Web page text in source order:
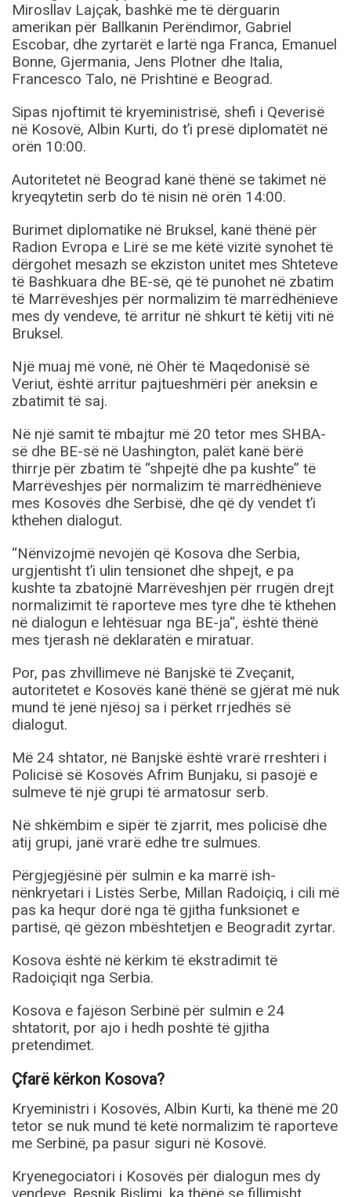
Mirosllav Lajçak, bashkë me të dërguarin
amerikan për Ballkanin Perëndimor, Gabriel
Escobar, dhe zyrtarët e lartë nga Franca, Emanuel
Bonne, Gjermania, Jens Plotner dhe Italia,
Francesco Talo, në Prishtinë e Beograd.
Sipas njoftimit të kryeministrisë, shefi i Qeverisë
në Kosovë, Albin Kurti, do t’i presë diplomatët në
orën 10:00.
Autoritetet në Beograd kanë thënë se takimet në
kryeqytetin serb do të nisin në orën 14:00.
Burimet diplomatike në Bruksel, kanë thënë për
Radion Evropa e Lirë se me këtë vizitë synohet të
dërgohet mesazh se ekziston unitet mes Shteteve
të Bashkuara dhe BE-së, që të punohet në zbatim
të Marrëveshjes për normalizim të marrëdhënieve
mes dy vendeve, të arritur në shkurt të këtij viti në
Bruksel.
Një muaj më vonë, në Ohër të Maqedonisë së
Veriut, është arritur pajtueshmëri për aneksin e
zbatimit të saj.
Në një samit të mbajtur më 20 tetor mes SHBA-
së dhe BE-së në Uashington, palët kanë bërë
thirrje për zbatim të “shpejtë dhe pa kushte” të
Marrëveshjes për normalizim të marrëdhënieve
mes Kosovës dhe Serbisë, dhe që dy vendet t’i
kthehen dialogut.
“Nënvizojmë nevojën që Kosova dhe Serbia,
urgjentisht t’i ulin tensionet dhe shpejt, e pa
kushte ta zbatojnë Marrëveshjen për rrugën drejt
normalizimit të raporteve mes tyre dhe të kthehen
në dialogun e lehtësuar nga BE-ja“, është thënë
mes tjerash në deklaratën e miratuar.
Por, pas zhvillimeve në Banjskë të Zveçanit,
autoritetet e Kosovës kanë thënë se gjërat më nuk
mund të jenë njësoj sa i përket rrjedhës së
dialogut.
Më 24 shtator, në Banjskë është vrarë rreshteri i
Policisë së Kosovës Afrim Bunjaku, si pasojë e
sulmeve të një grupi të armatosur serb.
Në shkëmbim e sipër të zjarrit, mes policisë dhe
atij grupi, janë vrarë edhe tre sulmues.
Përgjegjësinë për sulmin e ka marrë ish-
nënkryetari i Listës Serbe, Millan Radoiçiq, i cili më
pas ka hequr dorë nga të gjitha funksionet e
partisë, që gëzon mbështetjen e Beogradit zyrtar.
Kosova është në kërkim të ekstradimit të
Radoiçiqit nga Serbia.
Kosova e fajëson Serbinë për sulmin e 24
shtatorit, por ajo i hedh poshtë të gjitha
pretendimet.
Çfarë kërkon Kosova?
Kryeministri i Kosovës, Albin Kurti, ka thënë më 20
tetor se nuk mund të ketë normalizim të raporteve
me Serbinë, pa pasur siguri në Kosovë.
Kryenegociatori i Kosovës për dialogun mes dy